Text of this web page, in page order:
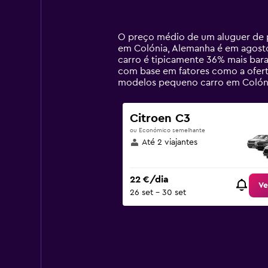
14
categories.
The
chart
has
Y
axis
displaying
values.
Range:
75.
O preço médio de um aluguer de
em Colónia, Alemanha é em
carro é tipicamente 36% mais
com base em fatores como a
modelos pequeno carro em
Citroen C3
ou Económico semelhante
Até 2 viajantes
22 €/dia
26 set – 30 set